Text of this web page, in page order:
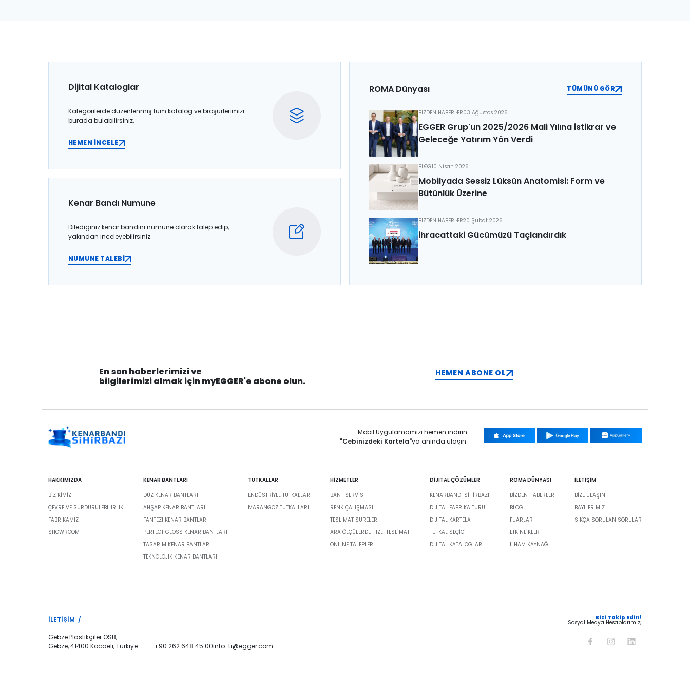
Dijital Kataloglar
Kategorilerde düzenlenmiş tüm katalog ve broşürlerimizi
burada bulabilirsiniz.
HEMEN İNCELE
Kenar Bandı Numune
Dilediğiniz kenar bandını numune olarak talep edip,
yakından inceleyebilirsiniz.
NUMUNE TALEBİ
ROMA Dünyası TÜMÜNÜ GÖR
BİZDEN HABERLER03 Ağustos 2026
EGGER Grup'un 2025/2026 Mali Yılına İstikrar ve
Geleceğe Yatırım Yön Verdi
BLOG10 Nisan 2026
Mobilyada Sessiz Lüksün Anatomisi: Form ve
Bütünlük Üzerine
BİZDEN HABERLER20 Şubat 2026
İhracattaki Gücümüzü Taçlandırdık
En son haberlerimizi ve
bilgilerimizi almak için myEGGER'e abone olun.
HEMEN ABONE OL
Mobil Uygulamamızı hemen indirin
"Cebinizdeki Kartela"ya anında ulaşın.
HAKKIMIZDA
BIZ KIMIZ
ÇEVRE VE SÜRDÜRÜLEBILIRLIK
FABRİKAMIZ
SHOWROOM
KENAR BANTLARI
DÜZ KENAR BANTLARI
AHŞAP KENAR BANTLARI
FANTEZI KENAR BANTLARI
PERFECT GLOSS KENAR BANTLARI
TASARIM KENAR BANTLARI
TEKNOLOJIK KENAR BANTLARI
TUTKALLAR
ENDÜSTRIYEL TUTKALLAR
MARANGOZ TUTKALLARI
HİZMETLER
BANT SERVIS
RENK ÇALIŞMASI
TESLIMAT SÜRELERI
ARA ÖLÇÜLERDE HIZLI TESLIMAT
ONLINE TALEPLER
DİJİTAL ÇÖZÜMLER
KENARBANDI SİHİRBAZI
DIJITAL FABRIKA TURU
DİJİTAL KARTELA
TUTKAL SEÇİCİ
DIJITAL KATALOGLAR
ROMA DÜNYASI
BIZDEN HABERLER
BLOG
FUARLAR
ETKINLIKLER
İLHAM KAYNAĞI
İLETİŞİM
BIZE ULAŞIN
BAYILERIMIZ
SIKÇA SORULAN SORULAR
İLETIŞIM /
Gebze Plastikçiler OSB,
Gebze, 41400 Kocaeli, Türkiye
+90 262 648 45 00info-tr@egger.com
Bizi Takip Edin!
Sosyal Medya Hesaplarımız;